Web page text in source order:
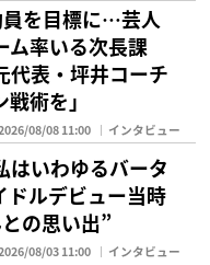
を目標に…芸人
ム率いる次長課
代表・坪井コーチ
術を」
08/08 11:00 インタビュー
はいわゆるバータ
ルデビュー当時
の思い出”
08/03 11:00 インタビュー